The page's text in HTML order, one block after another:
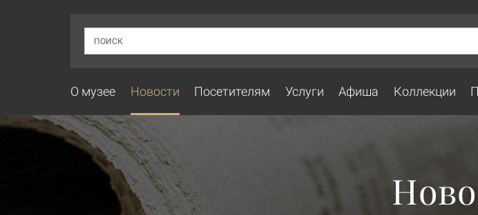
ПОИСК
О музее Новости Посетителям Услуги Афиша Коллекции